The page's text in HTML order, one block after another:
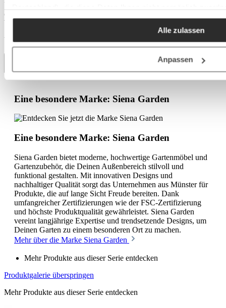
Zwecken (z.B. Produktverbesserungen,
Alle zulassen
Anpassen
Über die Sendungsverfolgung können Sie Ihre Lieferung jederzeit
online verfolgen und bei Bedarf Zustelloptionen wie
Wunschzustelltag oder Lieferung an einen Nachbarn festlegen.
Versandkosten: 19,95 €
Eine besondere Marke: Siena Garden
Eine besondere Marke: Siena Garden
Siena Garden bietet moderne, hochwertige Gartenmöbel und
Gartenzubehör, die Deinen Außenbereich stilvoll und
funktional gestalten. Mit innovativen Designs und
nachhaltiger Qualität sorgt das Unternehmen aus Münster für
Produkte, die auf lange Sicht Freude bereiten. Dank
umfangreicher Zertifizierungen wie der FSC-Zertifizierung
und höchste Produktqualität gewährleistet. Siena Garden
vereint langjährige Expertise und trendsetzende Designs, um
Deinen Garten zu einem besonderen Ort zu machen.
Mehr über die Marke Siena Garden
Mehr Produkte aus dieser Serie entdecken
Produktgalerie überspringen
Mehr Produkte aus dieser Serie entdecken